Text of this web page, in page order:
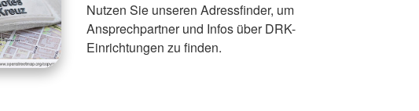
Nutzen Sie unseren Adressfinder, um
Ansprechpartner und Infos über DRK-
Einrichtungen zu finden.